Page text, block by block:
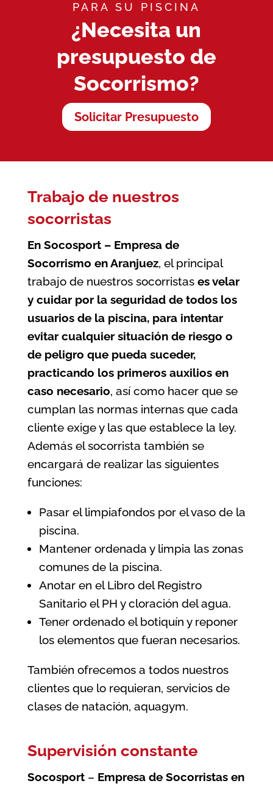
PARA SU PISCINA
¿Necesita un
presupuesto de
Socorrismo?
Solicitar Presupuesto
Trabajo de nuestros
socorristas
En Socosport – Empresa de
Socorrismo en Aranjuez, el principal
trabajo de nuestros socorristas es velar
y cuidar por la seguridad de todos los
usuarios de la piscina, para intentar
evitar cualquier situación de riesgo o
de peligro que pueda suceder,
practicando los primeros auxilios en
caso necesario, así como hacer que se
cumplan las normas internas que cada
cliente exige y las que establece la ley.
Además el socorrista también se
encargará de realizar las siguientes
funciones:
Pasar el limpiafondos por el vaso de la
piscina.
Mantener ordenada y limpia las zonas
comunes de la piscina.
Anotar en el Libro del Registro
Sanitario el PH y cloración del agua.
Tener ordenado el botiquín y reponer
los elementos que fueran necesarios.
También ofrecemos a todos nuestros
clientes que lo requieran, servicios de
clases de natación, aquagym.
Supervisión constante
Socosport– Empresa de Socorristas en